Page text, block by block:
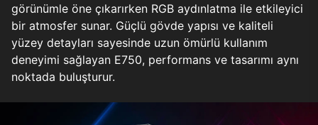
görünümle öne çıkarırken RGB aydınlatma ile etkileyici
bir atmosfer sunar. Güçlü gövde yapısı ve kaliteli
yüzey detayları sayesinde uzun ömürlü kullanım
deneyimi sağlayan E750, performans ve tasarımı aynı
noktada buluşturur.